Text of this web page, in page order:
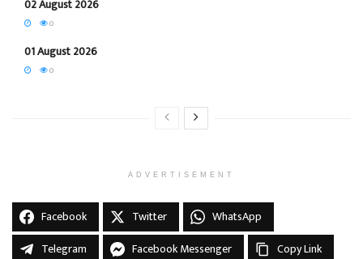
02 August 2026
0
01 August 2026
0
ADVERTISEMENT
Facebook Twitter
WhatsApp
Telegram
Facebook Messenger Copy Link